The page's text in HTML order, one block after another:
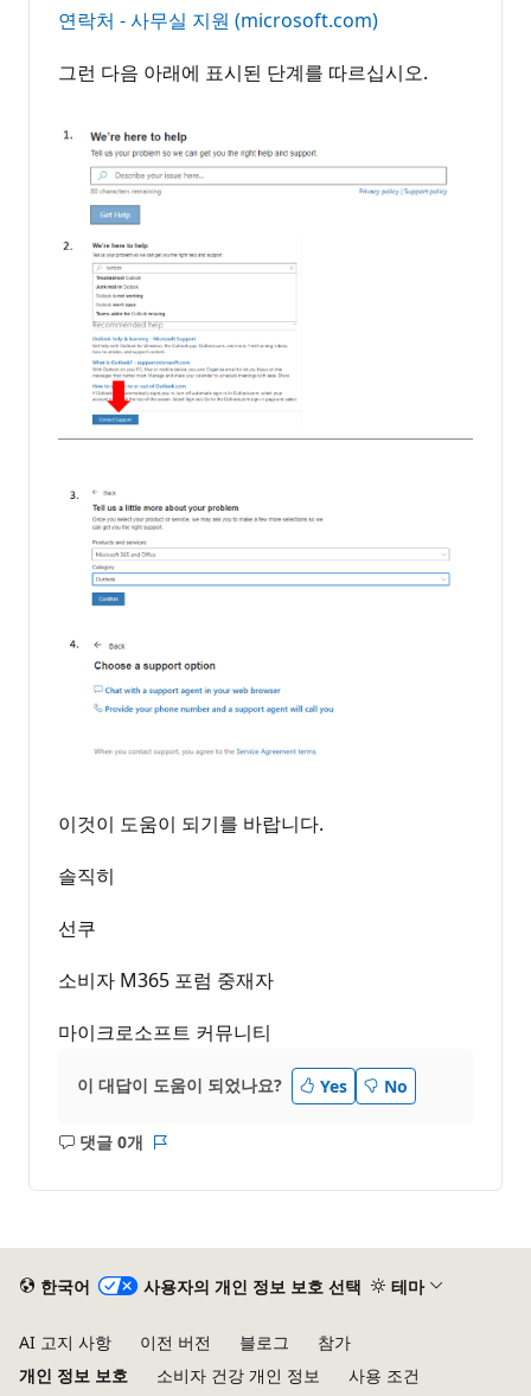
연락처 - 사무실 지원 (microsoft.com)
그런 다음 아래에 표시된 단계를 따르십시오.
이것이 도움이 되기를 바랍니다.
솔직히
선쿠
소비자 M365 포럼 중재자
마이크로소프트 커뮤니티
이 대답이 도움이 되었나요? Yes No
댓글 0개
설
한국어 사용자의 개인 정보 보호 선택 테마
AI 고지 사항 이전 버전 블로그
참가
개인 정보 보호
소비자 건강 개인 정보 사용 조건